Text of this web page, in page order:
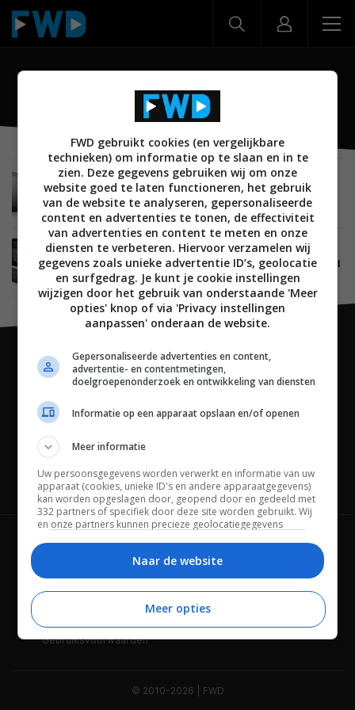
IdeaPad K1
MOBILE 15 SEPTEMBER 2011
Lenovo IdeaPad tablets niet naar Nederland,
ThinkPad wel
MOBILE 20 JULI 2011
Lenovo lanceert IdeaPad K1 en ThinkPad Android
tablets (video)
Channels
Wie is FWD Privacybeleid
Adverteren Contact
Gebruiksvoorwaarden
© 2010-2026 | FWD
FWD gebruikt cookies (en vergelijkbare
technieken) om informatie op te slaan en in te
zien. Deze gegevens gebruiken wij om onze
website goed te laten functioneren, het gebruik
van de website te analyseren, gepersonaliseerde
content en advertenties te tonen, de effectiviteit
van advertenties en content te meten en onze
diensten te verbeteren. Hiervoor verzamelen wij
gegevens zoals unieke advertentie ID’s, geolocatie
en surfgedrag. Je kunt je cookie instellingen
wijzigen door het gebruik van onderstaande 'Meer
opties' knop of via 'Privacy instellingen
aanpassen' onderaan de website.
Gepersonaliseerde advertenties en content,
advertentie- en contentmetingen,
doelgroepenonderzoek en ontwikkeling van diensten
Informatie op een apparaat opslaan en/of openen
Meer informatie
Uw persoonsgegevens worden verwerkt en informatie van uw
apparaat (cookies, unieke ID's en andere apparaatgegevens)
kan worden opgeslagen door, geopend door en gedeeld met
332 partners of specifiek door deze site worden gebruikt. Wij
en onze partners kunnen precieze geolocatiegegevens
Bepaalde leveranciers kunnen uw persoonsgegevens
beheren. Zoek onderaan deze pagina of in het sitemenu naar
een link om uw toestemming te beheren of in te trekken via de
privacy- en cookie-instellingen.
Naar de website
Meer opties